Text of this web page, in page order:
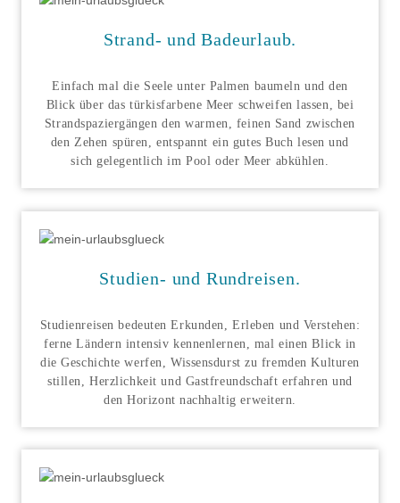
Strand- und Badeurlaub.
Einfach mal die Seele unter Palmen baumeln und den
Blick über das türkisfarbene Meer schweifen lassen, bei
Strandspaziergängen den warmen, feinen Sand zwischen
den Zehen spüren, entspannt ein gutes Buch lesen und
sich gelegentlich im Pool oder Meer abkühlen.
Studien- und Rundreisen.
Studienreisen bedeuten Erkunden, Erleben und Verstehen:
ferne Ländern intensiv kennenlernen, mal einen Blick in
die Geschichte werfen, Wissensdurst zu fremden Kulturen
stillen, Herzlichkeit und Gastfreundschaft erfahren und
den Horizont nachhaltig erweitern.